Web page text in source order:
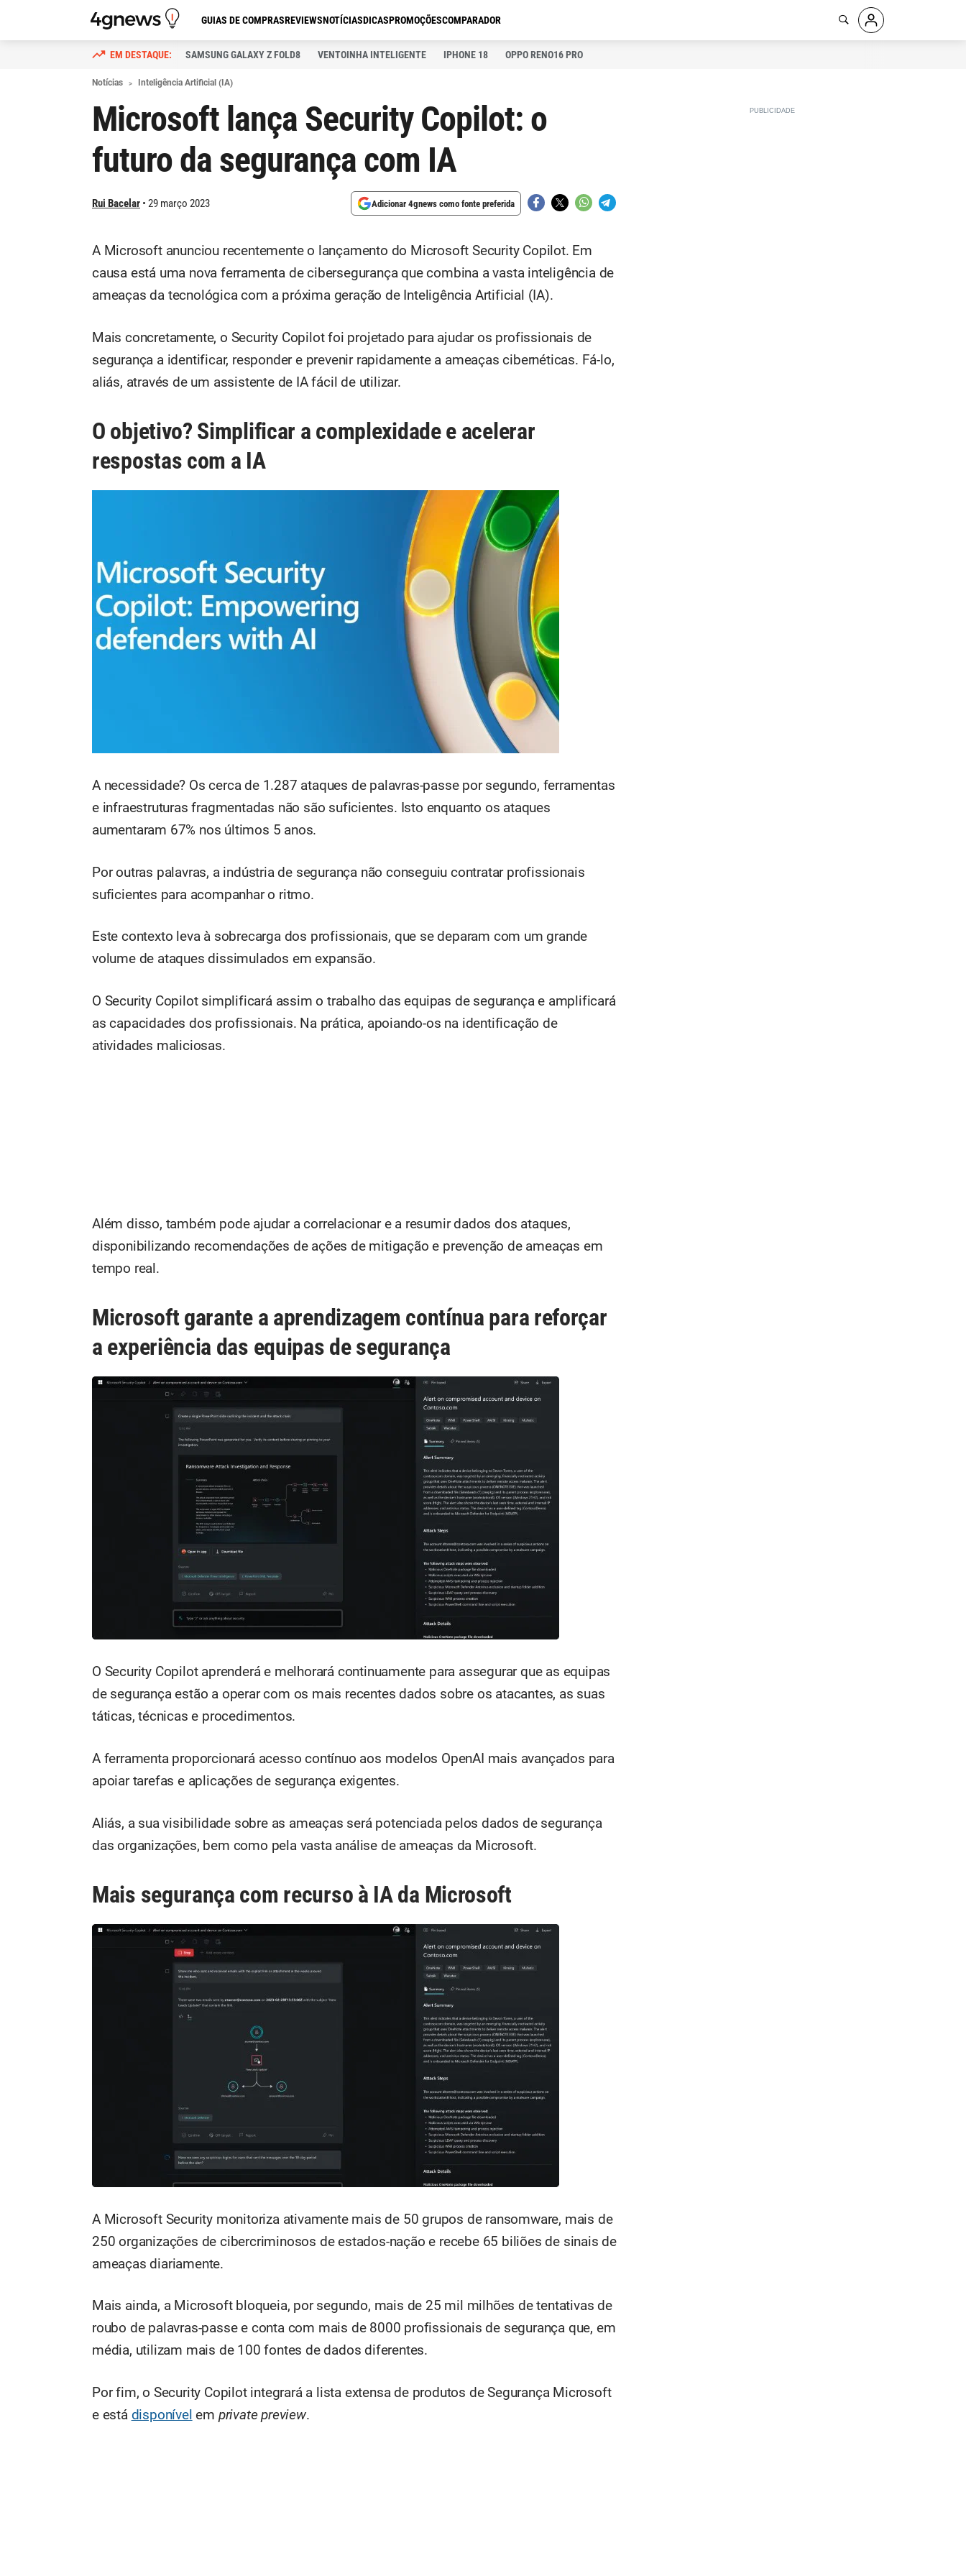
GUIAS DE COMPRASREVIEWSNOTÍCIASDICASPROMOÇÕESCOMPARADOR
SAMSUNG GALAXY Z FOLD8 VENTOINHA INTELIGENTE IPHONE 18 OPPO RENO16 PRO
Notícias Inteligência Artificial (IA)
Microsoft lança Security Copilot: o
futuro da segurança com IA
Rui Bacelar 29 março 2023 Adicionar 4gnews como fonte preferida
A Microsoft anunciou recentemente o lançamento do Microsoft Security Copilot. Em
causa está uma nova ferramenta de cibersegurança que combina a vasta inteligência de
ameaças da tecnológica com a próxima geração de Inteligência Artificial (IA).
Mais concretamente, o Security Copilot foi projetado para ajudar os profissionais de
segurança a identificar, responder e prevenir rapidamente a ameaças cibernéticas. Fá-lo,
aliás, através de um assistente de IA fácil de utilizar.
O objetivo? Simplificar a complexidade e acelerar
respostas com a IA
A necessidade? Os cerca de 1.287 ataques de palavras-passe por segundo, ferramentas
e infraestruturas fragmentadas não são suficientes. Isto enquanto os ataques
aumentaram 67% nos últimos 5 anos.
Por outras palavras, a indústria de segurança não conseguiu contratar profissionais
suficientes para acompanhar o ritmo.
Este contexto leva à sobrecarga dos profissionais, que se deparam com um grande
volume de ataques dissimulados em expansão.
O Security Copilot simplificará assim o trabalho das equipas de segurança e amplificará
as capacidades dos profissionais. Na prática, apoiando-os na identificação de
atividades maliciosas.
Além disso, também pode ajudar a correlacionar e a resumir dados dos ataques,
disponibilizando recomendações de ações de mitigação e prevenção de ameaças em
tempo real.
Microsoft garante a aprendizagem contínua para reforçar
a experiência das equipas de segurança
O Security Copilot aprenderá e melhorará continuamente para assegurar que as equipas
de segurança estão a operar com os mais recentes dados sobre os atacantes, as suas
táticas, técnicas e procedimentos.
A ferramenta proporcionará acesso contínuo aos modelos OpenAI mais avançados para
apoiar tarefas e aplicações de segurança exigentes.
Aliás, a sua visibilidade sobre as ameaças será potenciada pelos dados de segurança
das organizações, bem como pela vasta análise de ameaças da Microsoft.
Mais segurança com recurso à IA da Microsoft
A Microsoft Security monitoriza ativamente mais de 50 grupos de ransomware, mais de
250 organizações de cibercriminosos de estados-nação e recebe 65 biliões de sinais de
ameaças diariamente.
Mais ainda, a Microsoft bloqueia, por segundo, mais de 25 mil milhões de tentativas de
roubo de palavras-passe e conta com mais de 8000 profissionais de segurança que, em
média, utilizam mais de 100 fontes de dados diferentes.
Por fim, o Security Copilot integrará a lista extensa de produtos de Segurança Microsoft
e está disponível em private preview.